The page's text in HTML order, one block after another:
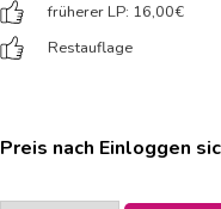
früherer LP: 16,00€
Restauflage
Preis nach Einloggen